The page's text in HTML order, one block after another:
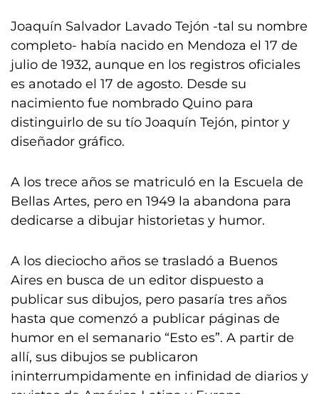
Joaquín Salvador Lavado Tejón -tal su nombre
completo- había nacido en Mendoza el 17 de
julio de 1932, aunque en los registros oficiales
es anotado el 17 de agosto. Desde su
nacimiento fue nombrado Quino para
distinguirlo de su tío Joaquín Tejón, pintor y
diseñador gráfico.
A los trece años se matriculó en la Escuela de
Bellas Artes, pero en 1949 la abandona para
dedicarse a dibujar historietas y humor.
A los dieciocho años se trasladó a Buenos
Aires en busca de un editor dispuesto a
publicar sus dibujos, pero pasaría tres años
hasta que comenzó a publicar páginas de
humor en el semanario “Esto es”. A partir de
allí, sus dibujos se publicaron
ininterrumpidamente en infinidad de diarios y